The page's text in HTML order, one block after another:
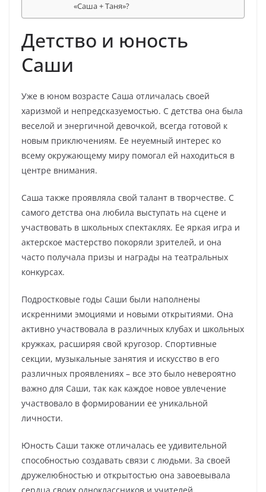
«Саша + Таня»?
Детство и юность
Саши
Уже в юном возрасте Саша отличалась своей
харизмой и непредсказуемостью. С детства она была
веселой и энергичной девочкой, всегда готовой к
новым приключениям. Ее неуемный интерес ко
всему окружающему миру помогал ей находиться в
центре внимания.
Саша также проявляла свой талант в творчестве. С
самого детства она любила выступать на сцене и
участвовать в школьных спектаклях. Ее яркая игра и
актерское мастерство покоряли зрителей, и она
часто получала призы и награды на театральных
конкурсах.
Подростковые годы Саши были наполнены
искренними эмоциями и новыми открытиями. Она
активно участвовала в различных клубах и школьных
кружках, расширяя свой кругозор. Спортивные
секции, музыкальные занятия и искусство в его
различных проявлениях – все это было невероятно
важно для Саши, так как каждое новое увлечение
участвовало в формировании ее уникальной
личности.
Юность Саши также отличалась ее удивительной
способностью создавать связи с людьми. За своей
дружелюбностью и открытостью она завоевывала